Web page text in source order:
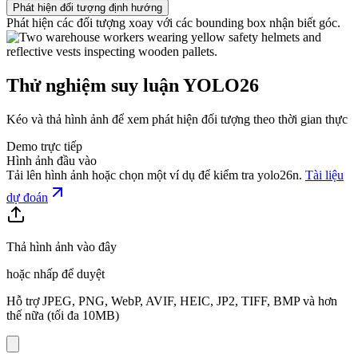
Phát hiện đối tượng định hướng
Phát hiện các đối tượng xoay với các bounding box nhận biết góc.
Thử nghiệm suy luận YOLO26
Kéo và thả hình ảnh để xem phát hiện đối tượng theo thời gian thực
Demo trực tiếp
Hình ảnh đầu vào
Tải lên hình ảnh hoặc chọn một ví dụ để kiểm tra yolo26n. Tài liệu
dự đoán
Thả hình ảnh vào đây
hoặc nhấp để duyệt
Hỗ trợ JPEG, PNG, WebP, AVIF, HEIC, JP2, TIFF, BMP và hơn
thế nữa (tối đa 10MB)